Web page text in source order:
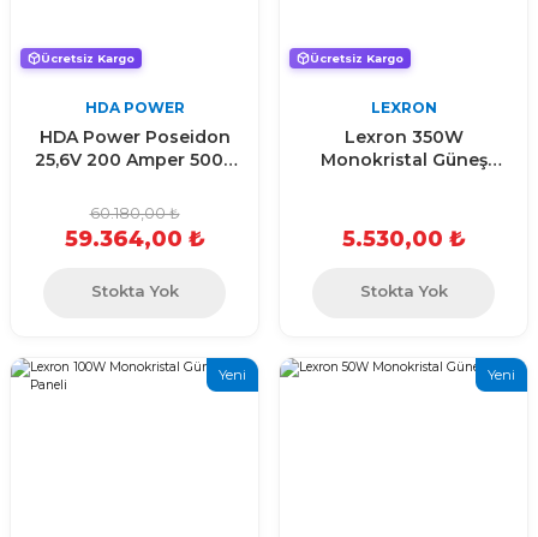
Ücretsiz Kargo
HDA POWER
HDA Power Poseidon
25,6V 200 Amper 5000
Lityum LifePO4 Akü
60.180,00 ₺
59.364,00 ₺
Stokta Yok
Ücretsiz Kargo
LEXRON
Lexron 350W
Monokristal Güneş
5.530,00 ₺
Stokta Yok
Yeni Yeni